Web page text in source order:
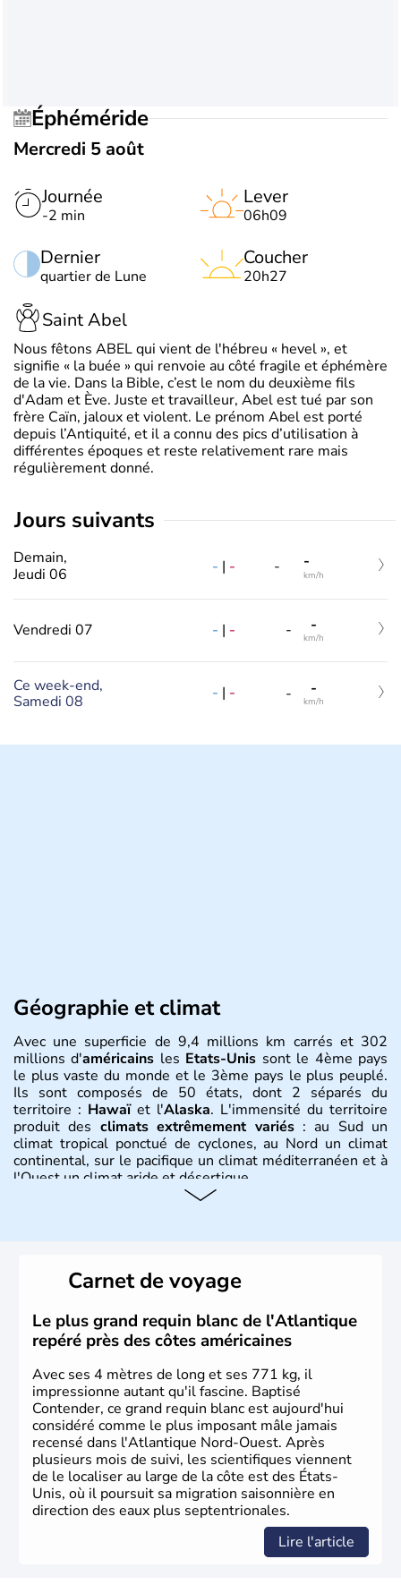
Éphéméride
Mercredi 5 août
Journée
-2 min
Dernier
quartier de Lune
Lever
06h09
Coucher
20h27
Saint Abel
Nous fêtons ABEL qui vient de l'hébreu « hevel », et
signifie « la buée » qui renvoie au côté fragile et éphémère
de la vie. Dans la Bible, c’est le nom du deuxième fils
d'Adam et Ève. Juste et travailleur, Abel est tué par son
frère Caïn, jaloux et violent. Le prénom Abel est porté
depuis l’Antiquité, et il a connu des pics d’utilisation à
différentes époques et reste relativement rare mais
régulièrement donné.
jours suivants
Demain,
Jeudi 06
- | - - -
km/h
Vendredi 07 - | - - -
km/h
Ce week-end,
Samedi 08
- | - - -
km/h
Géographie et climat
Avec une superficie de 9,4 millions km carrés et 302
millions d'américains les Etats-Unis sont le 4ème pays
le plus vaste du monde et le 3ème pays le plus peuplé.
Ils sont composés de 50 états, dont 2 séparés du
territoire : Hawaïet l'Alaska. L'immensité du territoire
produit des climats extrêmement variés: au Sud un
climat tropical ponctué de cyclones, au Nord un climat
continental, sur le pacifique un climat méditerranéen et à
l'Ouest un climat aride et désertique.
Plusieurs populations se sont succédées avant l'arrivée
des européens, suite à la découverte du continent par
Christophe Colomb en 1492. Les 13 colonies
britanniques proclament la Déclaration d'indépendance
en 1776 et adoptent leur première constitution en 1787.
La conquête de l'Ouest marque ensuite l'entrée dans une
phase de développement intense.
Carnet de voyage
Le plus grand requin blanc de l'Atlantique
repéré près des côtes américaines
Avec ses 4 mètres de long et ses 771 kg, il
impressionne autant qu'il fascine. Baptisé
Contender, ce grand requin blanc est aujourd'hui
considéré comme le plus imposant mâle jamais
recensé dans l'Atlantique Nord-Ouest. Après
plusieurs mois de suivi, les scientifiques viennent
de le localiser au large de la côte est des États-
Unis, où il poursuit sa migration saisonnière en
direction des eaux plus septentrionales.
Lire l'article